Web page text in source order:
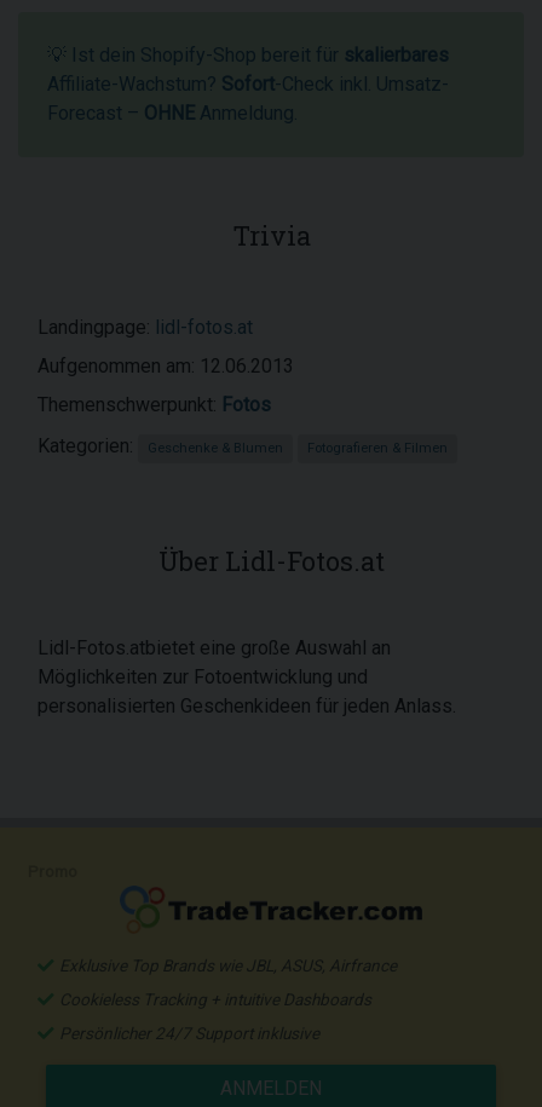
💡 Ist dein Shopify-Shop bereit für skalierbares
Affiliate-Wachstum? Sofort-Check inkl. Umsatz-
Forecast – OHNE Anmeldung.
Trivia
Landingpage: lidl-fotos.at
Aufgenommen am: 12.06.2013
Themenschwerpunkt: Fotos
Kategorien:
Geschenke & Blumen Fotografieren & Filmen
Über Lidl-Fotos.at
Lidl-Fotos.atbietet eine große Auswahl an
Möglichkeiten zur Fotoentwicklung und
personalisierten Geschenkideen für jeden Anlass.
Exklusive Top Brands wie JBL, ASUS, Airfrance
Cookieless Tracking + intuitive Dashboards
Persönlicher 24/7 Support inklusive
ANMELDEN